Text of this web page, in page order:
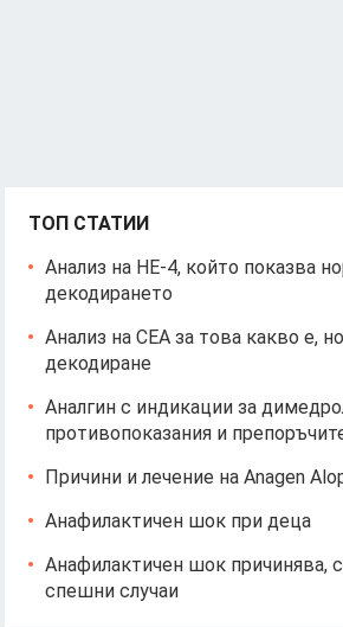
ТОП СТАТИИ
Анализ на HE-4, който показва
декодирането
Анализ на CEA за това какво е,
декодиране
Аналгин с индикации за
противопоказания и
Причини и лечение на Anagen
Анафилактичен шок при деца
Анафилактичен шок причинява,
спешни случаи